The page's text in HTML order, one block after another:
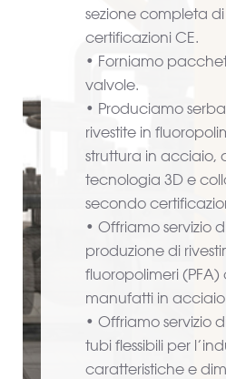
sezione completa
certificazioni CE.
• Forniamo
valvole.
• Produciamo
rivestite in
struttura in acciaio,
tecnologia 3D e
secondo
• Offriamo servizio
produzione di
fluoropolimeri
manufatti in
• Offriamo servizio
tubi flessibili per
caratteristiche e